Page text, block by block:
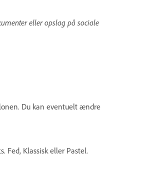
eller opslag på sociale
Du kan eventuelt ændre
Fed, Klassisk eller Pastel.